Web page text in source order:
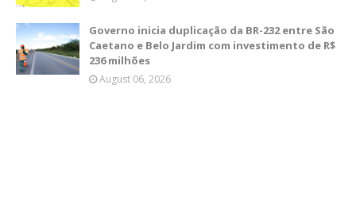
Governo inicia duplicação da BR-232 entre São
Caetano e Belo Jardim com investimento de R$
236 milhões
August 06, 2026